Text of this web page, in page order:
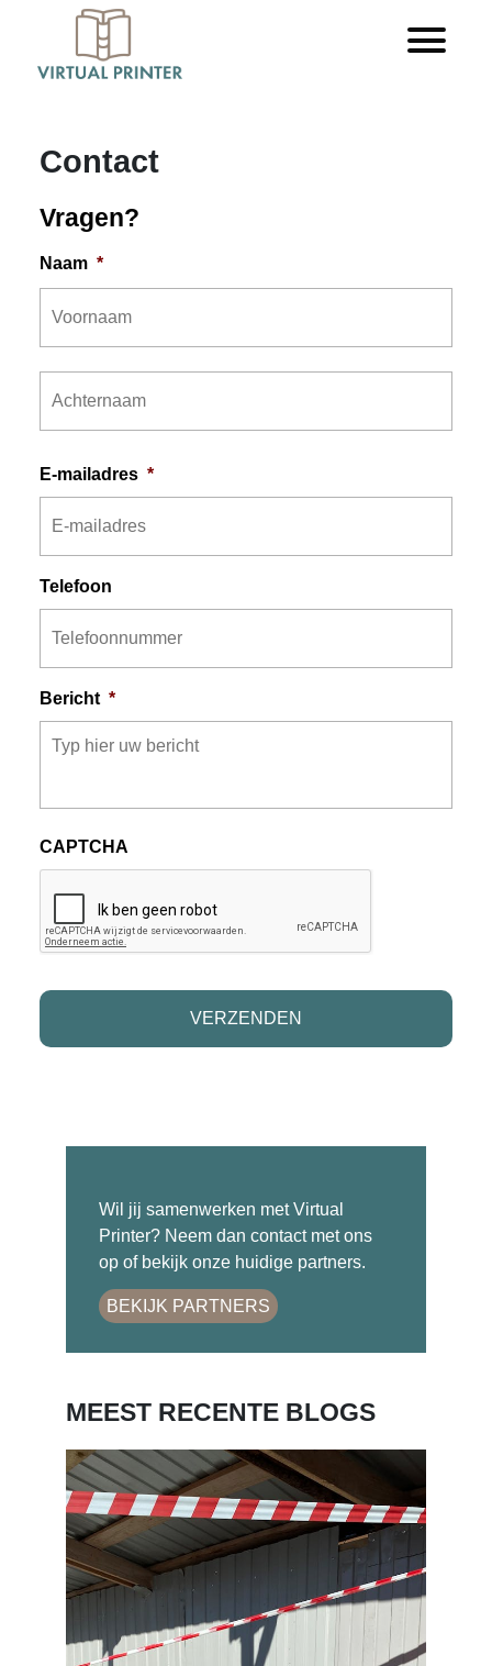
Contact
Vragen?
Naam *
E-mailadres *
Telefoon
Bericht *
CAPTCHA
Wil jij samenwerken met Virtual
Printer? Neem dan contact met ons
op of bekijk onze huidige partners.
BEKIJK PARTNERS
MEEST RECENTE BLOGS